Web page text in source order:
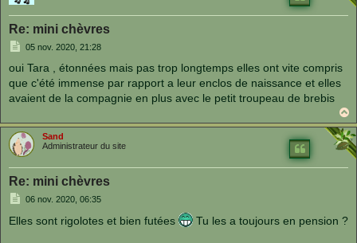
Re: mini chèvres
M
s
s
a
e
05 nov. 2020, 21:28
oui Tara , étonnées mais pas trop longtemps elles ont vite compris
que c'été immense par rapport a leur enclos de naissance et elles
avaient de la compagnie en plus avec le petit troupeau de brebis
a
u
t
Sand
Administrateur du site
Re: mini chèvres
M
s
06 nov. 2020, 06:35
Elles sont rigolotes et bien futées Tu les a toujours en pension ?